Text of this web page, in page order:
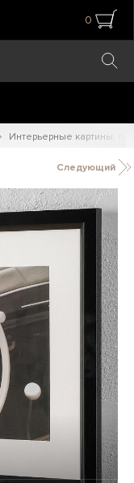
0
Интерьерные картины,
Следующий